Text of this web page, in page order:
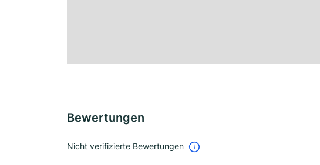
Bewertungen
Nicht verifizierte Bewertungen